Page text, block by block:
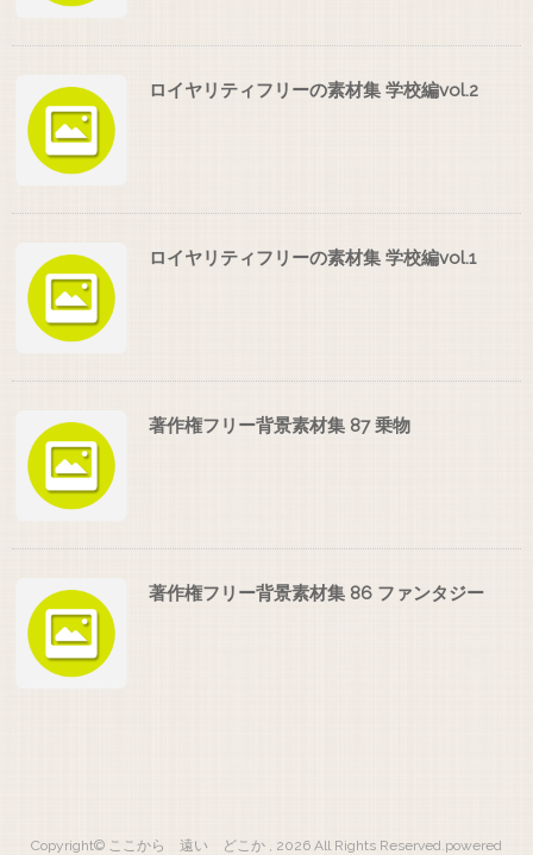
ロイヤリティフリーの素材集 学校編vol.2
ロイヤリティフリーの素材集 学校編vol.1
著作権フリー背景素材集 87 乗物
著作権フリー背景素材集 86 ファンタジー
Copyright© ここから 遠い どこか , 2026 All Rights Reserved.powered